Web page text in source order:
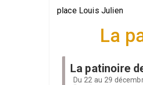
place Louis Julien
La
La patinoire
Du 22 au 29